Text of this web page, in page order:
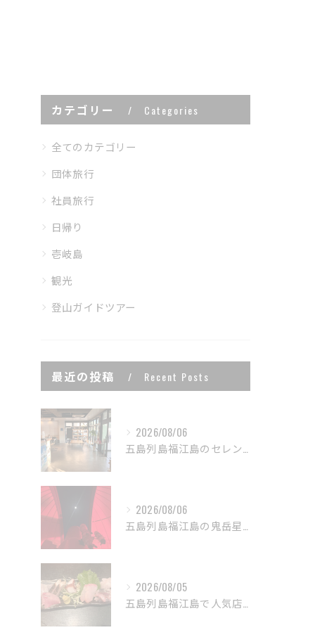
カテゴリー Categories
全てのカテゴリー
団体旅行
社員旅行
日帰り
壱岐島
観光
登山ガイドツアー
最近の投稿 Recent Posts
2026/08/06
2026/08/06
2026/08/05